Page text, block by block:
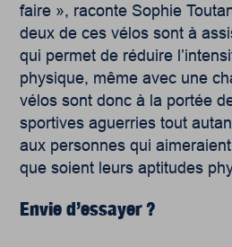
faire », raconte Sophie
deux de ces vélos sont à
qui permet de réduire
physique, même avec une
vélos sont donc à la portée
sportives aguerries tout
aux personnes qui
que soient leurs aptitudes
Envie d’essayer ?